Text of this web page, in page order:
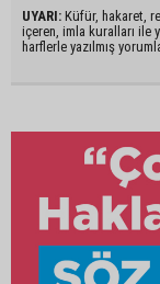
UYARI: Küfür, hakaret,
içeren, imla kuralları ile
harflerle yazılmış